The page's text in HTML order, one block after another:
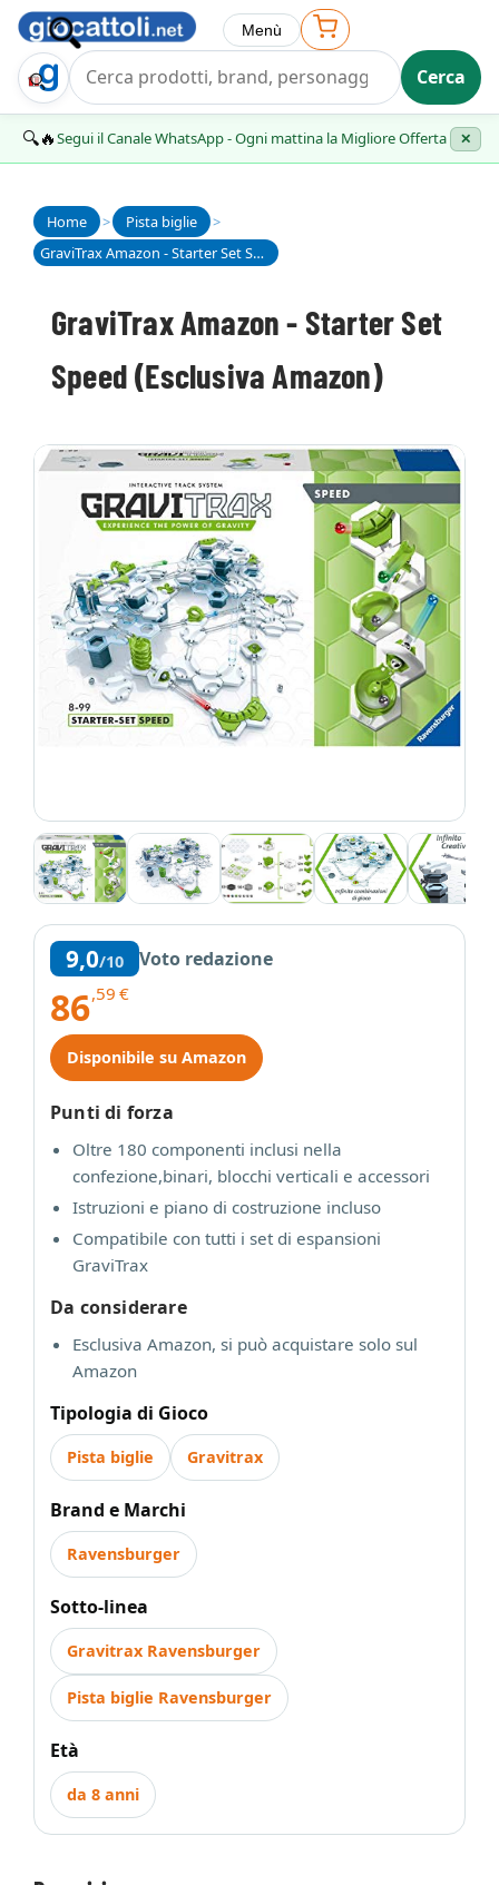
Trova Regalo Cerca
Menù
🔍🔥Segui il Canale WhatsApp - Ogni mattina la Migliore Offerta ✕
Home > Pista biglie
>
GraviTrax Amazon - Starter Set Speed (Esclusiva Amazon)
GraviTrax Amazon - Starter Set
Speed (Esclusiva Amazon)
9,0/10 Voto redazione
86,59 €
Disponibile su Amazon
Punti di forza
Oltre 180 componenti inclusi nella
confezione,binari, blocchi verticali e accessori
Istruzioni e piano di costruzione incluso
Compatibile con tutti i set di espansioni
GraviTrax
Da considerare
Esclusiva Amazon, si può acquistare solo sul
Amazon
Tipologia di Gioco
Pista biglie Gravitrax
Brand e Marchi
Ravensburger
Sotto-linea
Gravitrax Ravensburger
Pista biglie Ravensburger
Età
da 8 anni